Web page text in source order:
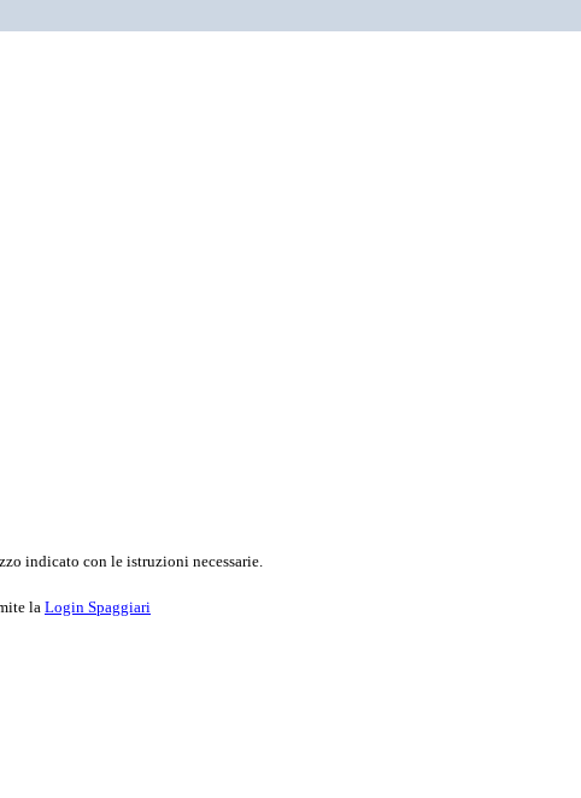
indicato con le istruzioni necessarie.
la Login Spaggiari